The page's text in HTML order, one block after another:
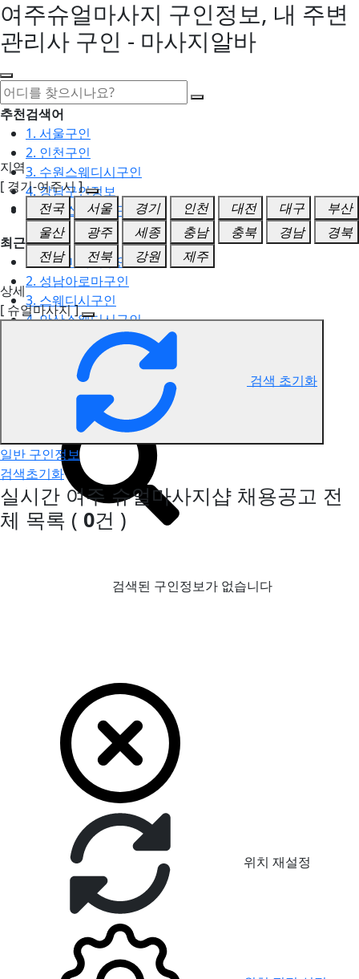
여주슈얼마사지 구인정보, 내 주변
관리사 구인 - 마사지알바
추천검색어
1. 서울구인
2. 인천구인
3. 수원스웨디시구인
4. 강남구인정보
5. 동탄스웨디시구인
최근검색어
1. 일산마사지구인
2. 성남아로마구인
3. 스웨디시구인
4. 안산스웨디시구인
5. 아로마구인
여주 슈얼마사지 구인정보
지역
[ 경기-여주시 ]
전국
서울 경기 인천 대전 대구
부산
울산
광주 세종 충남 충북 경남
경북
전남
전북 강원
제주
상세
[ 슈얼마사지 ]
검색 초기화
일반 구인정보
검색초기화
실시간 여주 슈얼마사지샵 채용공고 전
체 목록 ( 0건 )
검색된 구인정보가 없습니다
위치 재설정